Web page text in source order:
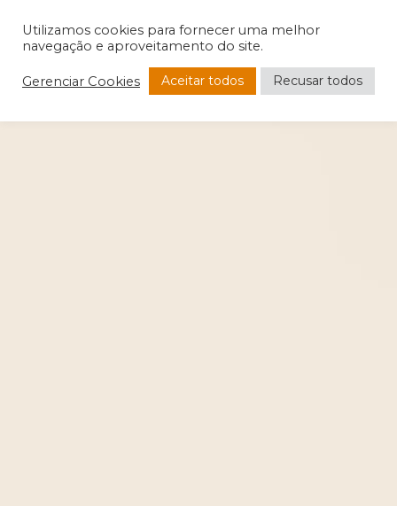
Utilizamos cookies para fornecer uma melhor
navegação e aproveitamento do site.
Gerenciar Cookies Aceitar todos Recusar todos